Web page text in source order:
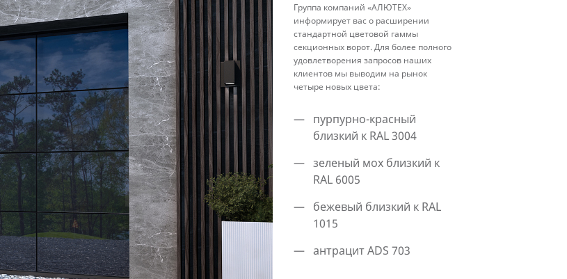
Группа компаний «АЛЮТЕХ»
информирует вас о расширении
стандартной цветовой гаммы
секционных ворот. Для более полного
удовлетворения запросов наших
клиентов мы выводим на рынок
четыре новых цвета:
пурпурно-красный
близкий к RAL 3004
зеленый мох близкий к
RAL 6005
бежевый близкий к RAL
1015
антрацит ADS 703